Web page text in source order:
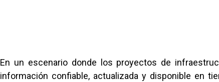
En un escenario donde los proyectos de
información confiable, actualizada y disponible en